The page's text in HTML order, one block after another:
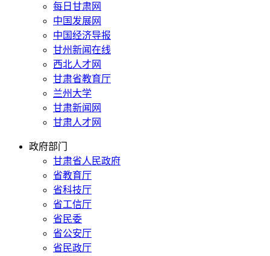
每日甘肃网
中国发展网
中国经济导报
甘州新闻在线
西北人才网
甘肃省教育厅
兰州大学
甘肃新闻网
甘肃人才网
政府部门
甘肃省人民政府
省教育厅
省科技厅
省工信厅
省民委
省公安厅
省民政厅